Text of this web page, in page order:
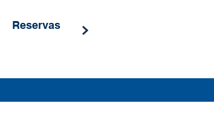
Reservas